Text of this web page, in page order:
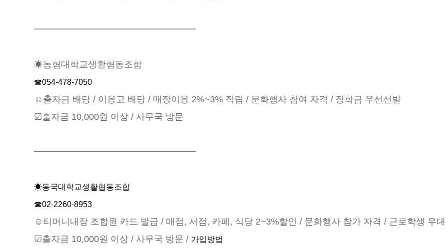
━━━━━━━━━━━━━━━━━━
☀농협대학교생활협동조합
☎054-478-7050
☺출자금 배당 / 이용고 배당 / 매장이용 2%~3% 적립 / 문화행사 참여 자격 / 장학금 우선선발
☑출자금 10,000원 이상 / 사무국 방문
━━━━━━━━━━━━━━━━━━
☀동국대학교생활협동조합
☎02-2260-8953
☺티머니내장 조합원 카드 발급 / 매점, 서점, 카페, 식당 2~3%할인 / 문화행사 참가 자격 / 근로학생 우대
☑출자금 10,000원 이상 / 사무국 방문 / 가입방법